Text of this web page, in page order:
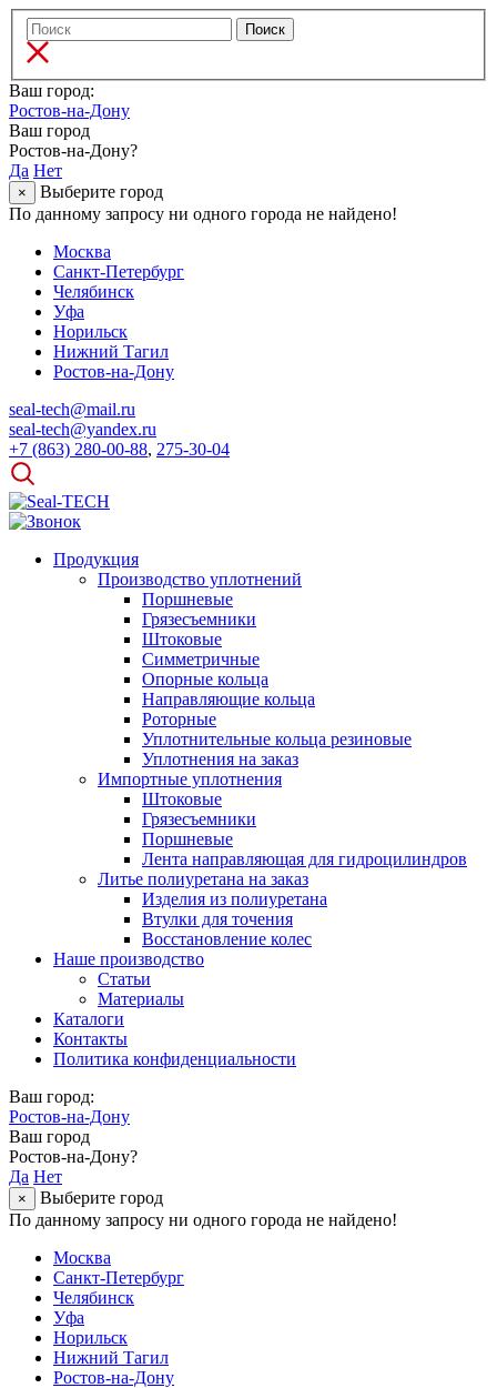
Ваш город:
Ростов-на-Дону
Ваш город
Ростов-на-Дону?
Да Нет
×
Выберите город
По данному запросу ни одного города не найдено!
Москва
Санкт-Петербург
Челябинск
Уфа
Норильск
Нижний Тагил
Ростов-на-Дону
seal-tech@mail.ru
seal-tech@yandex.ru
+7 (863) 280-00-88, 275-30-04
Продукция
Производство уплотнений
Поршневые
Грязесъемники
Штоковые
Симметричные
Опорные кольца
Направляющие кольца
Роторные
Уплотнительные кольца резиновые
Уплотнения на заказ
Импортные уплотнения
Штоковые
Грязесъемники
Поршневые
Лента направляющая для гидроцилиндров
Литье полиуретана на заказ
Изделия из полиуретана
Втулки для точения
Восстановление колес
Наше производство
Статьи
Материалы
Каталоги
Контакты
Политика конфиденциальности
Ваш город:
Ростов-на-Дону
Ваш город
Ростов-на-Дону?
Да Нет
×
Выберите город
По данному запросу ни одного города не найдено!
Москва
Санкт-Петербург
Челябинск
Уфа
Норильск
Нижний Тагил
Ростов-на-Дону